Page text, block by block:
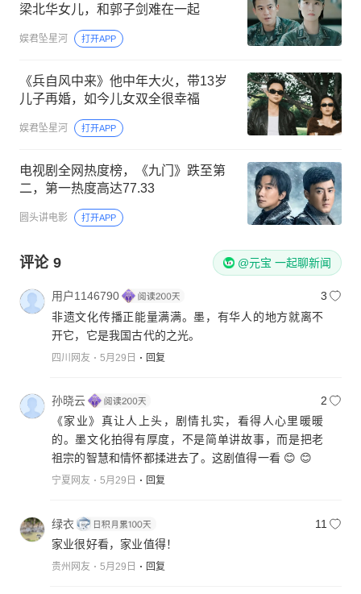
梁北华女儿，和郭子剑难在一起
娱君坠星河 打开APP
《兵自风中来》他中年大火，带13岁
儿子再婚，如今儿女双全很幸福
娱君坠星河 打开APP
电视剧全网热度榜，《九门》跌至第
二，第一热度高达77.33
圆头讲电影 打开APP
评论 9 @元宝 一起聊新闻
用户1146790
3
非遗文化传播正能量满满。墨，有华人的地方就离不
开它，它是我国古代的之光。
四川网友 5月29日 回复
孙晓云
2
《家业》真让人上头，剧情扎实，看得人心里暖暖
的。墨文化拍得有厚度，不是简单讲故事，而是把老
祖宗的智慧和情怀都揉进去了。这剧值得一看 😊 😊
宁夏网友 5月29日 回复
绿衣
11
家业很好看，家业值得！
贵州网友 5月29日 回复